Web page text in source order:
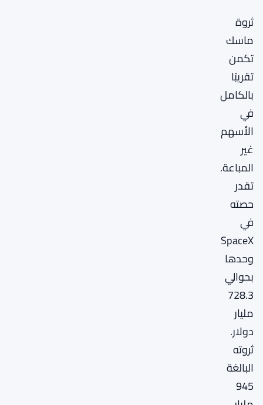
ثروة
ماسك
تكمن
تقريبًا
بالكامل
في
الأسهم
غير
المباعة.
تقدر
حصته
في
SpaceX
وحدها
بحوالي
728.3
مليار
دولار.
ثروته
البالغة
945